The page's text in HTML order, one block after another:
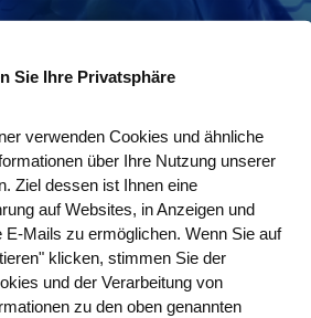
Sie Ihre Privatsphäre
verwenden Cookies und ähnliche
über Ihre Nutzung unserer
Ziel dessen ist Ihnen eine
auf Websites, in Anzeigen und
E-Mails zu ermöglichen. Wenn Sie auf
klicken, stimmen Sie der
und der Verarbeitung von
zu den oben genannten